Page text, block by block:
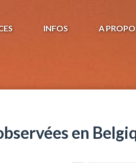
INFOS A
en